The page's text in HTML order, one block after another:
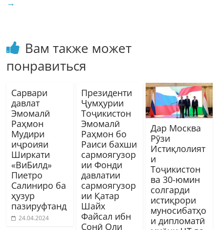
Вам также может
понравиться
Сарвари
давлат
Эмомалӣ
Раҳмон
Мудири
иҷроияи
Ширкати
«ВиБилд»
Пиетро
Салиниро ба
ҳузур
пазируфтанд
24.04.2024
Президенти
Ҷумҳурии
Тоҷикистон
Эмомалӣ
Раҳмон бо
Раиси бахши
сармоягузор
ии Фонди
давлатии
сармоягузор
ии Қатар
Шайх
Файсал ибн
Сонӣ Оли
Дар Москва
Рӯзи
Истиқлолият
и
Тоҷикистон
ва 30-юмин
солгарди
истиқрори
муносибатҳо
и дипломатӣ